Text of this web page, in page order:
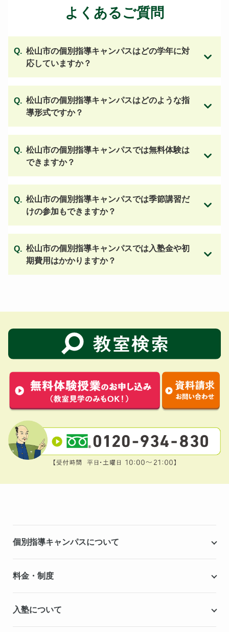
よくあるご質問
松山市の個別指導キャンパスはどの学年に対
応していますか？
松山市の個別指導キャンパスはどのような指
導形式ですか？
松山市の個別指導キャンパスでは無料体験は
できますか？
松山市の個別指導キャンパスでは季節講習だ
けの参加もできますか？
松山市の個別指導キャンパスでは入塾金や初
期費用はかかりますか？
個別指導キャンパスについて
こだわりの個別指導専用教材
料金・制度
入塾について